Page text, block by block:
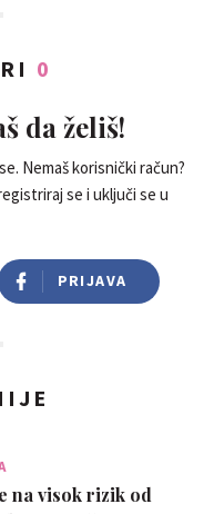
0
da želiš!
Nemaš korisnički račun?
se i uključi se u
PRIJAVA
na visok rizik od